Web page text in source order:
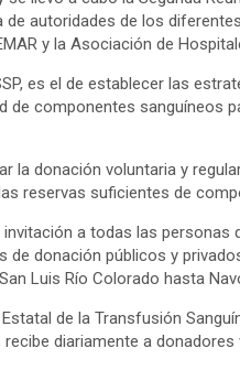
autoridades de los
y la Asociación de
es el de establecer las
de componentes sanguíneos
la donación voluntaria y
reservas suficientes de
invitación a todas las
de donación públicos y
Luis Río Colorado hasta
de la Transfusión
diariamente a donadores